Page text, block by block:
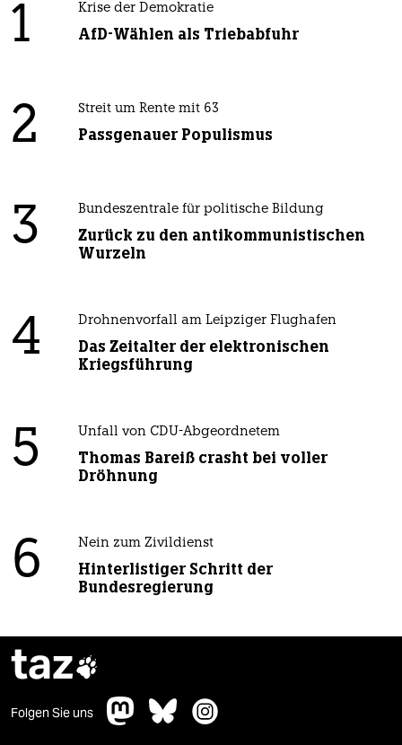
1 Krise der Demokratie
AfD-Wählen als Triebabfuhr
2 Streit um Rente mit 63
Passgenauer Populismus
3 Bundeszentrale für politische Bildung
Zurück zu den antikommunistischen
Wurzeln
4 Drohnenvorfall am Leipziger Flughafen
Das Zeitalter der elektronischen
Kriegsführung
5 Unfall von CDU-Abgeordnetem
Thomas Bareiß crasht bei voller
Dröhnung
6 Nein zum Zivildienst
Hinterlistiger Schritt der
Bundesregierung
taz
Folgen Sie uns